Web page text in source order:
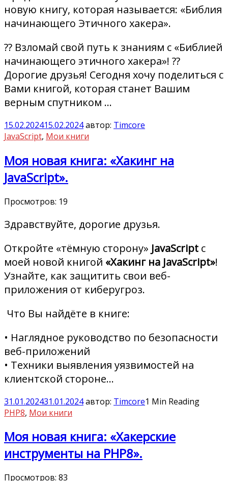
новую книгу, которая называется: «Библия
начинающего Этичного хакера».
?? Взломай свой путь к знаниям с «Библией
начинающего этичного хакера»! ??
Дорогие друзья! Сегодня хочу поделиться с
Вами книгой, которая станет Вашим
верным спутником …
15.02.202415.02.2024автор: Timcore
JavaScript, Мои книги
Моя новая книга: «Хакинг на
JavaScript».
Просмотров: 19
Здравствуйте, дорогие друзья.
Откройте «тёмную сторону» JavaScript с
моей новой книгой «Хакинг на JavaScript»!
Узнайте, как защитить свои веб-
приложения от киберугроз.
Что Вы найдёте в книге:
• Наглядное руководство по безопасности
веб-приложений
• Техники выявления уязвимостей на
клиентской стороне…
31.01.202431.01.2024автор: Timcore1 Min Reading
PHP8, Мои книги
Моя новая книга: «Хакерские
инструменты на PHP8».
Просмотров: 83